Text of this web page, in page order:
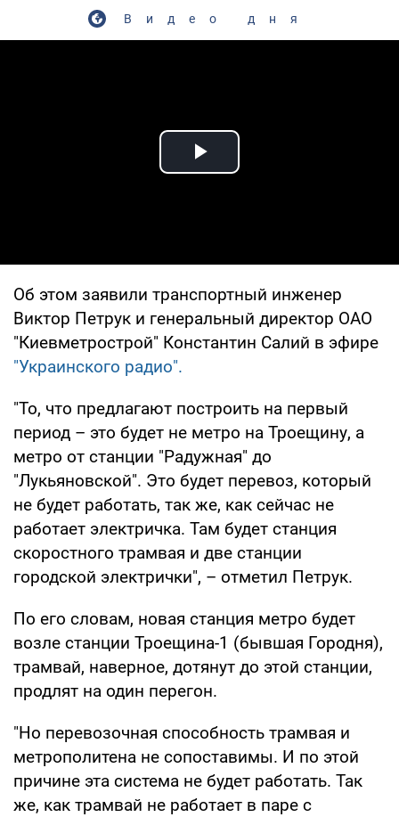
Видео дня
Play Video
Об этом заявили транспортный инженер
Виктор Петрук и генеральный директор ОАО
"Киевметрострой" Константин Салий в эфире
"Украинского радио".
"То, что предлагают построить на первый
период – это будет не метро на Троещину, а
метро от станции "Радужная" до
"Лукьяновской". Это будет перевоз, который
не будет работать, так же, как сейчас не
работает электричка. Там будет станция
скоростного трамвая и две станции
городской электрички", – отметил Петрук.
По его словам, новая станция метро будет
возле станции Троещина-1 (бывшая Городня),
трамвай, наверное, дотянут до этой станции,
продлят на один перегон.
"Но перевозочная способность трамвая и
метрополитена не сопоставимы. И по этой
причине эта система не будет работать. Так
же, как трамвай не работает в паре с